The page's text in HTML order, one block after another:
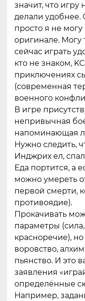
значит, что игру
делали удобнее.
просто я не
оригинале. Могу
сейчас играть
кто не знаком,
приключениях
(современная
военного
В игре
непривычная
напоминающая
Нужно следить,
Инджрих ел,
Еда портится, а
можно умереть
первой смерти,
противоядие).
Прокачивать
параметры
красноречие),
воровство,
пьянство. И это
заявления
определённые
Например,